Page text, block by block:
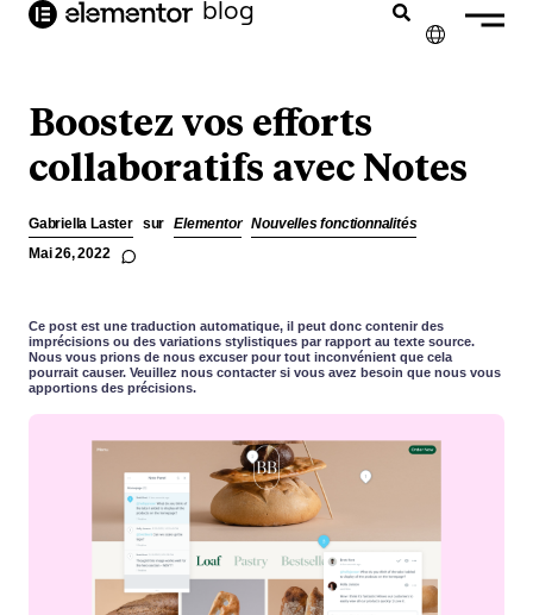
principal
blog
ENGLISH
NEDERLANDS
ITALIANO
Boostez vos efforts
collaboratifs avec Notes
Gabriella Laster sur Elementor Nouvelles fonctionnalités
Mai 26, 2022
Ce post est une traduction automatique, il peut donc contenir des
imprécisions ou des variations stylistiques par rapport au texte source.
Nous vous prions de nous excuser pour tout inconvénient que cela
pourrait causer. Veuillez nous contacter si vous avez besoin que nous vous
apportions des précisions.